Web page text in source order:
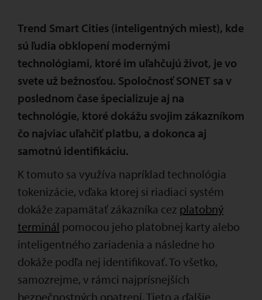
Trend Smart Cities (inteligentných miest), kde
sú ľudia obklopení modernými
technológiami, ktoré im uľahčujú život, je vo
svete už bežnosťou. Spoločnosť SONET sa v
poslednom čase špecializuje aj na
technológie, ktoré dokážu svojim zákazníkom
čo najviac uľahčiť platbu, a dokonca aj
samotnú identifikáciu.
K tomuto sa využíva napríklad technológia
tokenizácie, vďaka ktorej si riadiaci systém
dokáže zapamätať zákazníka cez platobný
terminál pomocou jeho platobnej karty alebo
inteligentného zariadenia a následne ho
dokáže podľa nej identifikovať. To všetko,
samozrejme, v rámci najprísnejších
bezpečnostných opatrení. Tieto a ďalšie